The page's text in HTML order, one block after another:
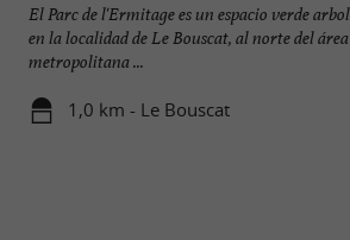
El Parc de l'Ermitage es un espacio verde
en la localidad de Le Bouscat, al norte del área
metropolitana ...
1,0 km - Le Bouscat